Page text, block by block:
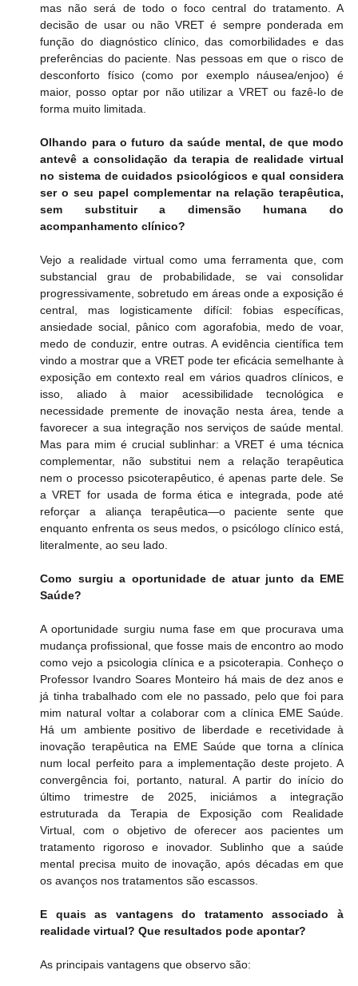
mas não será de todo o foco central do tratamento. A
decisão de usar ou não VRET é sempre ponderada em
função do diagnóstico clínico, das comorbilidades e das
preferências do paciente. Nas pessoas em que o risco de
desconforto físico (como por exemplo náusea/enjoo) é
maior, posso optar por não utilizar a VRET ou fazê-lo de
forma muito limitada.
Olhando para o futuro da saúde mental, de que modo
antevê a consolidação da terapia de realidade virtual
no sistema de cuidados psicológicos e qual considera
ser o seu papel complementar na relação terapêutica,
sem substituir a dimensão humana do
acompanhamento clínico?
Vejo a realidade virtual como uma ferramenta que, com
substancial grau de probabilidade, se vai consolidar
progressivamente, sobretudo em áreas onde a exposição é
central, mas logisticamente difícil: fobias específicas,
ansiedade social, pânico com agorafobia, medo de voar,
medo de conduzir, entre outras. A evidência científica tem
vindo a mostrar que a VRET pode ter eficácia semelhante à
exposição em contexto real em vários quadros clínicos, e
isso, aliado à maior acessibilidade tecnológica e
necessidade premente de inovação nesta área, tende a
favorecer a sua integração nos serviços de saúde mental.
Mas para mim é crucial sublinhar: a VRET é uma técnica
complementar, não substitui nem a relação terapêutica
nem o processo psicoterapêutico, é apenas parte dele. Se
a VRET for usada de forma ética e integrada, pode até
reforçar a aliança terapêutica—o paciente sente que
enquanto enfrenta os seus medos, o psicólogo clínico está,
literalmente, ao seu lado.
Como surgiu a oportunidade de atuar junto da EME
Saúde?
A oportunidade surgiu numa fase em que procurava uma
mudança profissional, que fosse mais de encontro ao modo
como vejo a psicologia clínica e a psicoterapia. Conheço o
Professor Ivandro Soares Monteiro há mais de dez anos e
já tinha trabalhado com ele no passado, pelo que foi para
mim natural voltar a colaborar com a clínica EME Saúde.
Há um ambiente positivo de liberdade e recetividade à
inovação terapêutica na EME Saúde que torna a clínica
num local perfeito para a implementação deste projeto. A
convergência foi, portanto, natural. A partir do início do
último trimestre de 2025, iniciámos a integração
estruturada da Terapia de Exposição com Realidade
Virtual, com o objetivo de oferecer aos pacientes um
tratamento rigoroso e inovador. Sublinho que a saúde
mental precisa muito de inovação, após décadas em que
os avanços nos tratamentos são escassos.
E quais as vantagens do tratamento associado à
realidade virtual? Que resultados pode apontar?
As principais vantagens que observo são: